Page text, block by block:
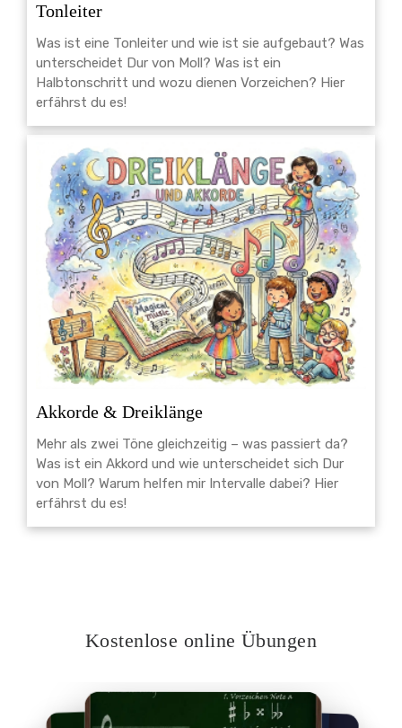
Tonleiter
Was ist eine Tonleiter und wie ist sie aufgebaut? Was
unterscheidet Dur von Moll? Was ist ein
Halbtonschritt und wozu dienen Vorzeichen? Hier
erfährst du es!
Akkorde & Dreiklänge
Mehr als zwei Töne gleichzeitig – was passiert da?
Was ist ein Akkord und wie unterscheidet sich Dur
von Moll? Warum helfen mir Intervalle dabei? Hier
erfährst du es!
Kostenlose online Übungen